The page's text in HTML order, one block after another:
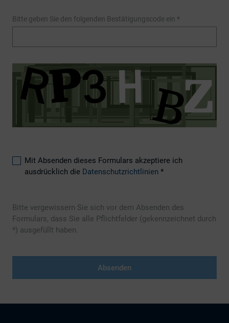
Bitte geben Sie den folgenden Bestätigungscode ein *
Mit Absenden dieses Formulars akzeptiere ich
ausdrücklich die Datenschutzrichtlinien *
Bitte vergewissern Sie sich vor dem Absenden des
Formulars, dass Sie alle Pflichtfelder (gekennzeichnet durch
*) ausgefüllt haben.
Absenden